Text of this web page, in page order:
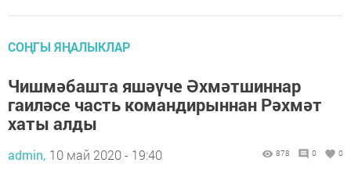
СОҢГЫ ЯҢАЛЫКЛАР
Чишмәбашта яшәүче Әхмәтшиннар
гаиләсе часть командирыннан Рәхмәт
хаты алды
admin, 10 май 2020 - 19:40 878 0 0